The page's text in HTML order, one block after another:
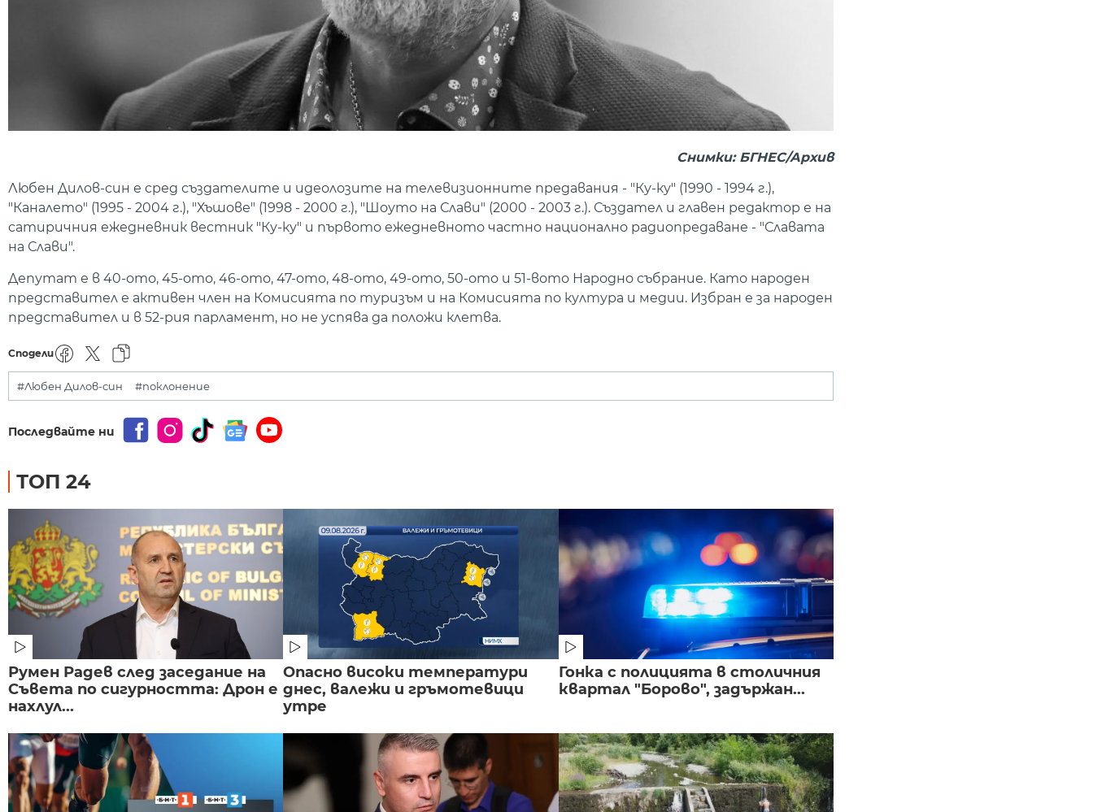
Снимки: БГНЕС/Архив
Любен Дилов-син е сред създателите и идеолозите на телевизионните предавания - "Ку-ку" (1990 - 1994 г.),
"Каналето" (1995 - 2004 г.), "Хъшове" (1998 - 2000 г.), "Шоуто на Слави" (2000 - 2003 г.). Създател и главен редактор е на
сатиричния ежедневник вестник "Ку-ку" и първото ежедневното частно национално радиопредаване - "Славата
на Слави".
Депутат е в 40-ото, 45-ото, 46-ото, 47-ото, 48-ото, 49-ото, 50-ото и 51-вото Народно събрание. Като народен
представител е активен член на Комисията по туризъм и на Комисията по култура и медии. Избран е за народен
представител и в 52-рия парламент, но не успява да положи клетва.
Сподели
#Любен Дилов-син #поклонение
Последвайте ни
ТОП 24
Румен Радев след заседание на
Съвета по сигурността: Дрон е
нахлул...
Опасно високи температури
днес, валежи и гръмотевици
утре
Гонка с полицията в столичния
квартал "Борово", задържан...